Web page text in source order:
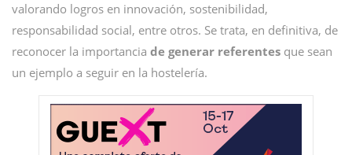
valorando logros en innovación, sostenibilidad,
responsabilidad social, entre otros. Se trata, en definitiva, de
reconocer la importancia de generar referentes que sean
un ejemplo a seguir en la hostelería.